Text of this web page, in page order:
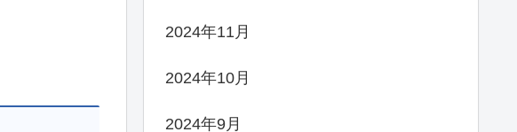
2024年11月
2024年10月
2024年9月